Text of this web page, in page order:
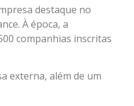
destaque no
À época, a
companhias inscritas
externa, além de um